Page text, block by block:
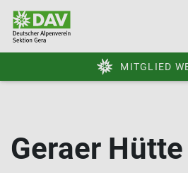
MITGLIED
Geraer Hütte